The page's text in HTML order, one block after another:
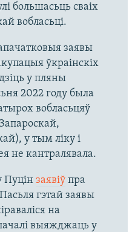
большасьць сваіх
вобласьці.
заявы
ўкраінскіх
у пляны
2022 году была
вобласьцяў
у тым ліку і
не кантралявала.
Пуцін заявіўпра
гэтай заявы
на
выяжджаць у